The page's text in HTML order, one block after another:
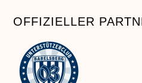
OFFIZIELLER